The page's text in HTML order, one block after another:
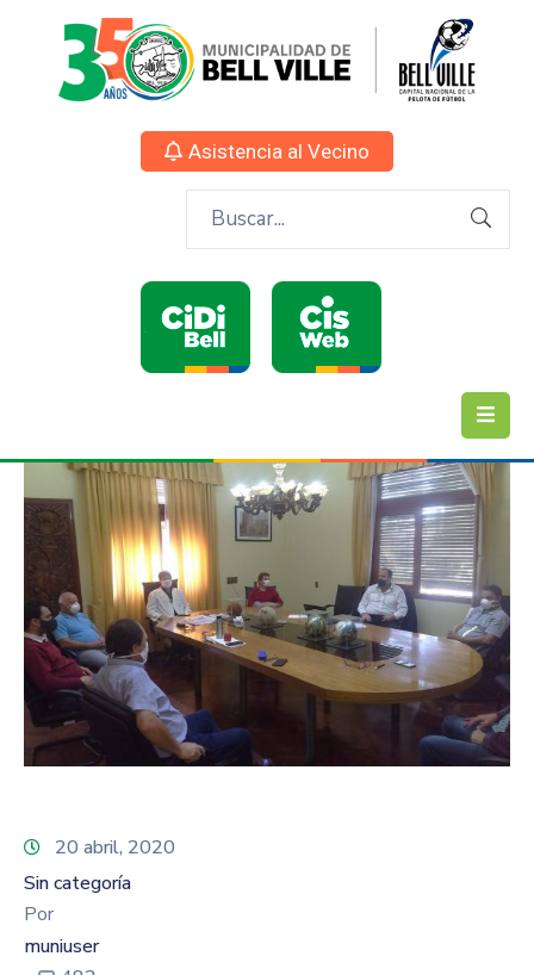
Asistencia al Vecino
20 abril, 2020
Sin categoría
Por
muniuser